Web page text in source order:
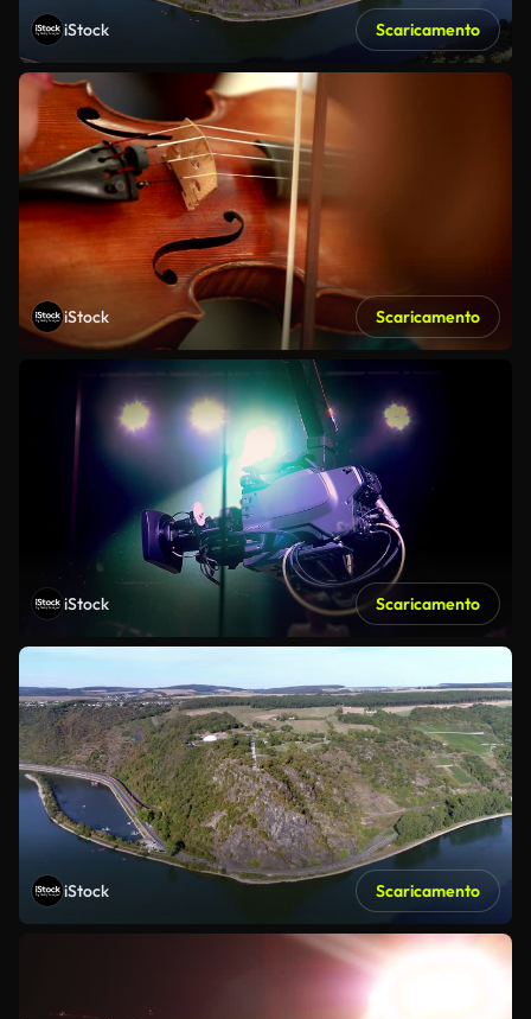
iStock Scaricamento
iStock Scaricamento
iStock Scaricamento
iStock Scaricamento